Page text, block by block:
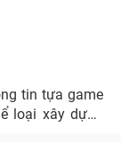
tin tựa game
loại xây dựng